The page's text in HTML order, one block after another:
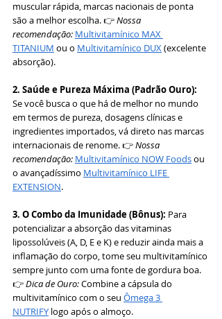
muscular rápida, marcas nacionais de ponta
são a melhor escolha. 👉 Nossa
recomendação: Multivitamínico MAX
TITANIUM ou o Multivitamínico DUX (excelente
absorção).
2. Saúde e Pureza Máxima (Padrão Ouro):
Se você busca o que há de melhor no mundo
em termos de pureza, dosagens clínicas e
ingredientes importados, vá direto nas marcas
internacionais de renome. 👉 Nossa
recomendação: Multivitamínico NOW Foods ou
o avançadíssimo Multivitamínico LIFE
EXTENSION.
3. O Combo da Imunidade (Bônus): Para
potencializar a absorção das vitaminas
lipossolúveis (A, D, E e K) e reduzir ainda mais a
inflamação do corpo, tome seu multivitamínico
sempre junto com uma fonte de gordura boa.
👉 Dica de Ouro: Combine a cápsula do
multivitamínico com o seu Ômega 3
NUTRIFY logo após o almoço.